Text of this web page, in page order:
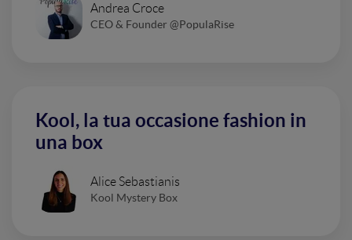
Andrea Croce
CEO & Founder @PopulaRise
Kool, la tua occasione fashion in
una box
Alice Sebastianis
Kool Mystery Box